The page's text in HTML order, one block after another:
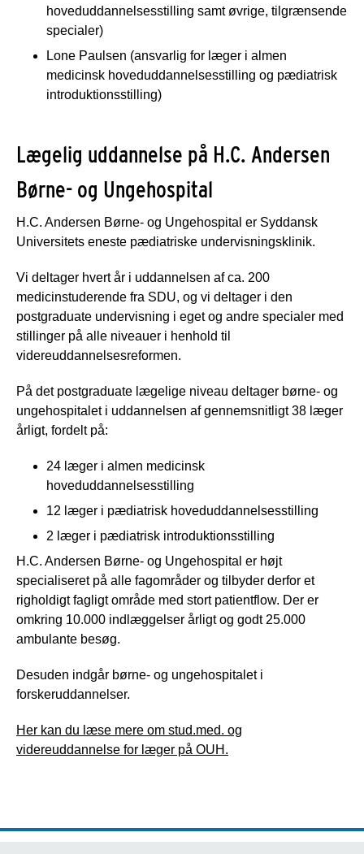
hoveduddannelsesstilling samt øvrige, tilgrænsende
specialer)
Lone Paulsen (ansvarlig for læger i almen
medicinsk hoveduddannelsesstilling og pædiatrisk
introduktionsstilling)
Lægelig uddannelse på H.C. Andersen
Børne- og Ungehospital
H.C. Andersen Børne- og Ungehospital er Syddansk
Universitets eneste pædiatriske undervisningsklinik.
Vi deltager hvert år i uddannelsen af ca. 200
medicinstuderende fra SDU, og vi deltager i den
postgraduate undervisning i eget og andre specialer med
stillinger på alle niveauer i henhold til
videreuddannelsesreformen.
På det postgraduate lægelige niveau deltager børne- og
ungehospitalet i uddannelsen af gennemsnitligt 38 læger
årligt, fordelt på:
24 læger i almen medicinsk
hoveduddannelsesstilling
12 læger i pædiatrisk hoveduddannelsesstilling
2 læger i pædiatrisk introduktionsstilling
H.C. Andersen Børne- og Ungehospital er højt
specialiseret på alle fagområder og tilbyder derfor et
righoldigt fagligt område med stort patientflow. Der er
omkring 10.000 indlæggelser årligt og godt 25.000
ambulante besøg.
Desuden indgår børne- og ungehospitalet i
forskeruddannelser.
Her kan du læse mere om stud.med. og
videreuddannelse for læger på OUH.